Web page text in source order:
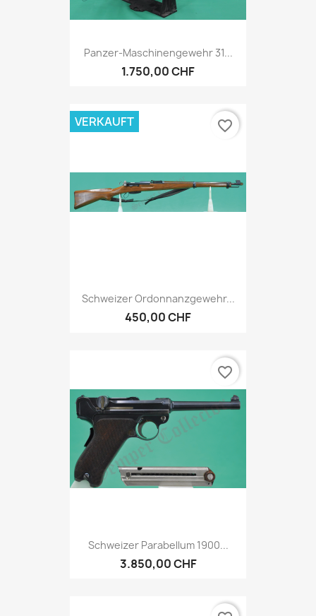
Panzer-Maschinengewehr 31...
1.750,00 CHF
Schweizer Ordonnanzgewehr...
450,00 CHF
VERKAUFT favorite_border
Schweizer Parabellum 1900...
3.850,00 CHF
favorite_border